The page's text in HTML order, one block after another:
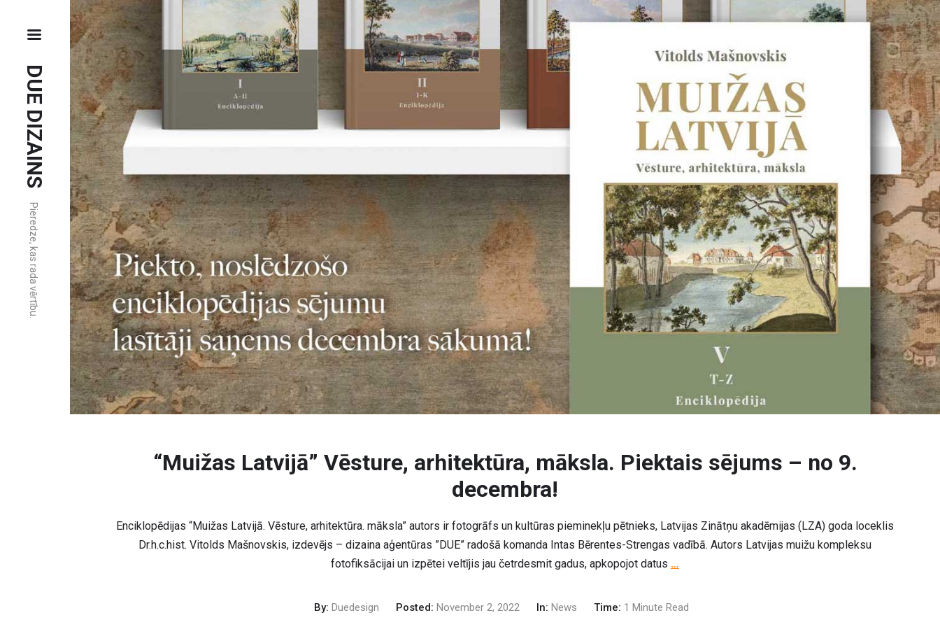
DUE DIZAINS
Pieredze, kas rada vērtību.
“Muižas Latvijā” Vēsture, arhitektūra, māksla. Piektais sējums – no 9.
decembra!
Enciklopēdijas “Muižas Latvijā. Vēsture, arhitektūra. māksla” autors ir fotogrāfs un kultūras pieminekļu pētnieks, Latvijas Zinātņu akadēmijas (LZA) goda loceklis
Dr.h.c.hist. Vitolds Mašnovskis, izdevējs – dizaina aģentūras ”DUE” radošā komanda Intas Bērentes-Strengas vadībā. Autors Latvijas muižu kompleksu
fotofiksācijai un izpētei veltījis jau četrdesmit gadus, apkopojot datus …
By: Duedesign Posted: November 2, 2022 In: News Time: 1 Minute Read